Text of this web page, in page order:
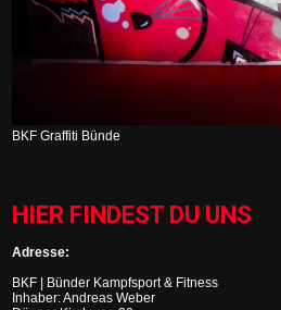
BKF Graffiti Bünde
HIER FINDEST DU UNS
Adresse:
BKF | Bünder Kampfsport & Fitness
Inhaber: Andreas Weber